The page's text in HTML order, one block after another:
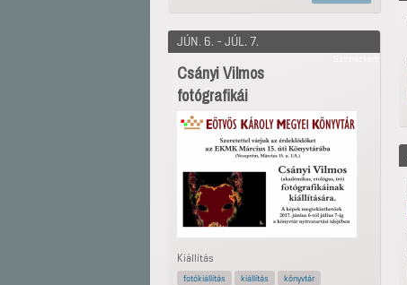
JÚN. 6. - JÚL. 7.
Csányi Vilmos
fotógrafikái
Kiállítás
fotókiállítás kiállítás könyvtár